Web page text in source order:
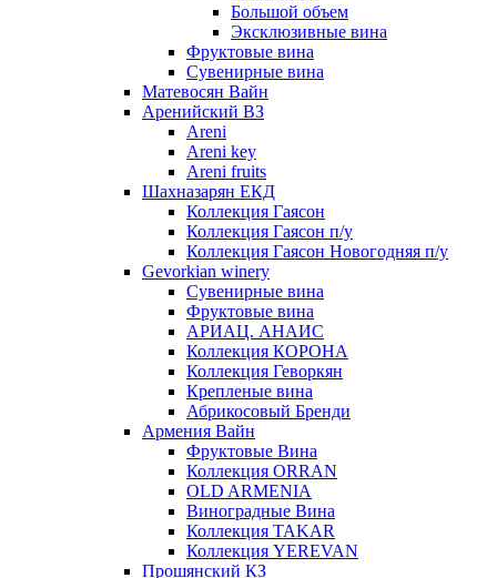
Большой объем
Эксклюзивные вина
Фруктовые вина
Cувенирные вина
Матевосян Вайн
Аренийский ВЗ
Areni
Areni key
Areni fruits
Шахназарян ЕКД
Коллекция Гаясон
Коллекция Гаясон п/у
Коллекция Гаясон Новогодняя п/у
Gevorkian winery
Сувенирные вина
Фруктовые вина
АРИАЦ. АНАИС
Коллекция КОРОНА
Коллекция Геворкян
Крепленые вина
Абрикосовый Бренди
Армения Вайн
Фруктовые Вина
Коллекция ORRAN
OLD ARMENIA
Виноградные Вина
Коллекция TAKAR
Коллекция YEREVAN
Прошянский КЗ